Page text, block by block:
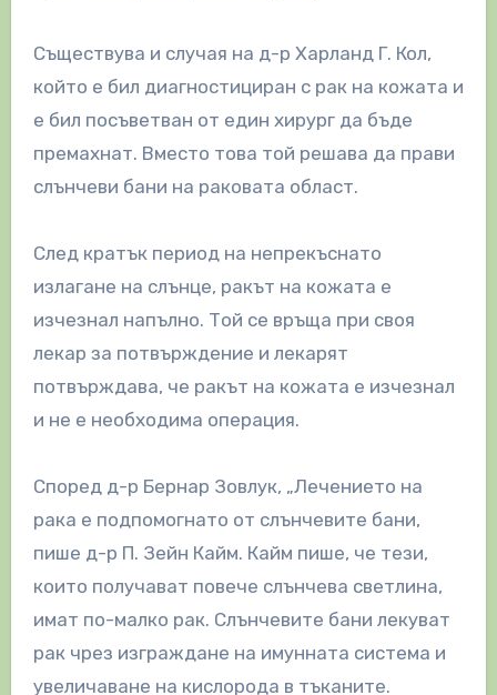
Съществува и случая на д-р Харланд Г. Кол,
който е бил диагностициран с рак на кожата и
е бил посъветван от един хирург да бъде
премахнат. Вместо това той решава да прави
слънчеви бани на раковата област.
След кратък период на непрекъснато
излагане на слънце, ракът на кожата е
изчезнал напълно. Той се връща при своя
лекар за потвърждение и лекарят
потвърждава, че ракът на кожата е изчезнал
и не е необходима операция.
Според д-р Бернар Зовлук, „Лечението на
рака е подпомогнато от слънчевите бани,
пише д-р П. Зейн Кайм. Кайм пише, че тези,
които получават повече слънчева светлина,
имат по-малко рак. Слънчевите бани лекуват
рак чрез изграждане на имунната система и
увеличаване на кислорода в тъканите.